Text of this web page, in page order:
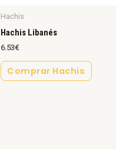
Hachis
Hachis Libanés
6.53€
Comprar Hachis